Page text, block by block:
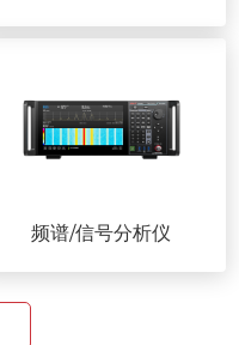
频谱/信号分析仪